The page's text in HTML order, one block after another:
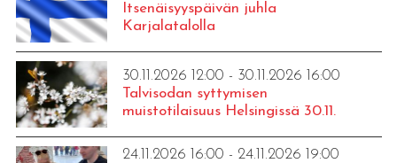
Itsenäisyyspäivän juhla
Karjalatalolla
30.11.2026 12:00 - 30.11.2026 16:00
Talvisodan syttymisen
muistotilaisuus Helsingissä 30.11.
24.11.2026 16:00 - 24.11.2026 19:00